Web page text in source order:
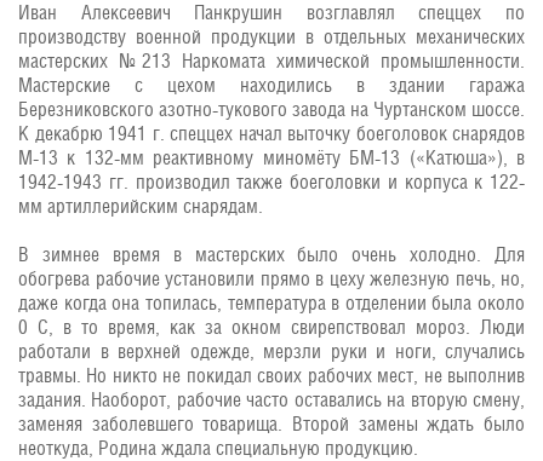
Иван Алексеевич Панкрушин возглавлял спеццех по
производству военной продукции в отдельных механических
мастерских №213 Наркомата химической промышленности.
Мастерские с цехом находились в здании гаража
Березниковского азотно-тукового завода на Чуртанском шоссе.
К декабрю 1941 г. спеццех начал выточку боеголовок снарядов
М-13 к 132-мм реактивному миномёту БМ-13 («Катюша»), в
1942-1943 гг. производил также боеголовки и корпуса к 122-
мм артиллерийским снарядам.
В зимнее время в мастерских было очень холодно. Для
обогрева рабочие установили прямо в цеху железную печь, но,
даже когда она топилась, температура в отделении была около
0 С, в то время, как за окном свирепствовал мороз. Люди
работали в верхней одежде, мерзли руки и ноги, случались
травмы. Но никто не покидал своих рабочих мест, не выполнив
задания. Наоборот, рабочие часто оставались на вторую смену,
заменяя заболевшего товарища. Второй замены ждать было
неоткуда, Родина ждала специальную продукцию.